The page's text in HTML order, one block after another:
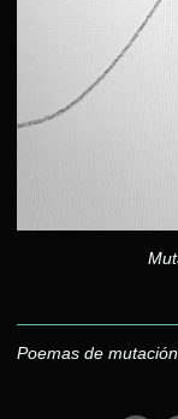
Poemas de